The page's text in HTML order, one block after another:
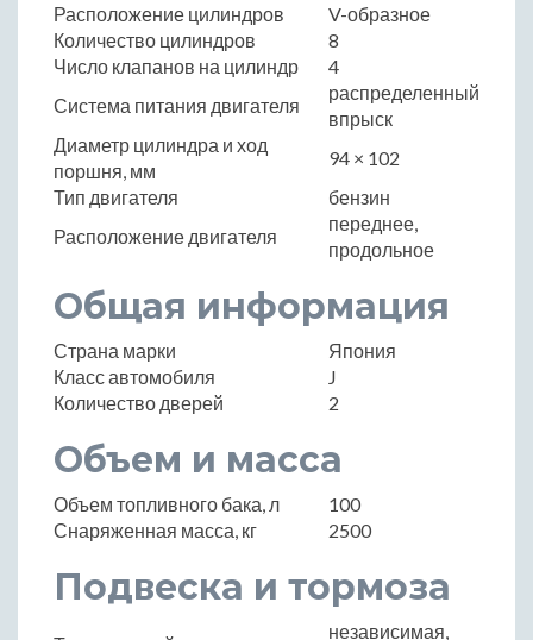
Расположение цилиндров
V-образное
Количество цилиндров
8
Число клапанов на цилиндр
4
Система питания двигателя
распределенный
впрыск
Диаметр цилиндра и ход
поршня, мм
94 × 102
Тип двигателя
бензин
Расположение двигателя
переднее,
продольное
Общая информация
Страна марки
Япония
Класс автомобиля
J
Количество дверей
2
Объем и масса
Объем топливного бака, л
100
Снаряженная масса, кг
2500
Подвеска и тормоза
независимая,